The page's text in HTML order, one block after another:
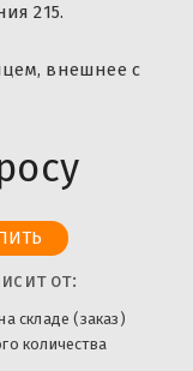
215.
внешнее с
от:
складе (заказ)
количества